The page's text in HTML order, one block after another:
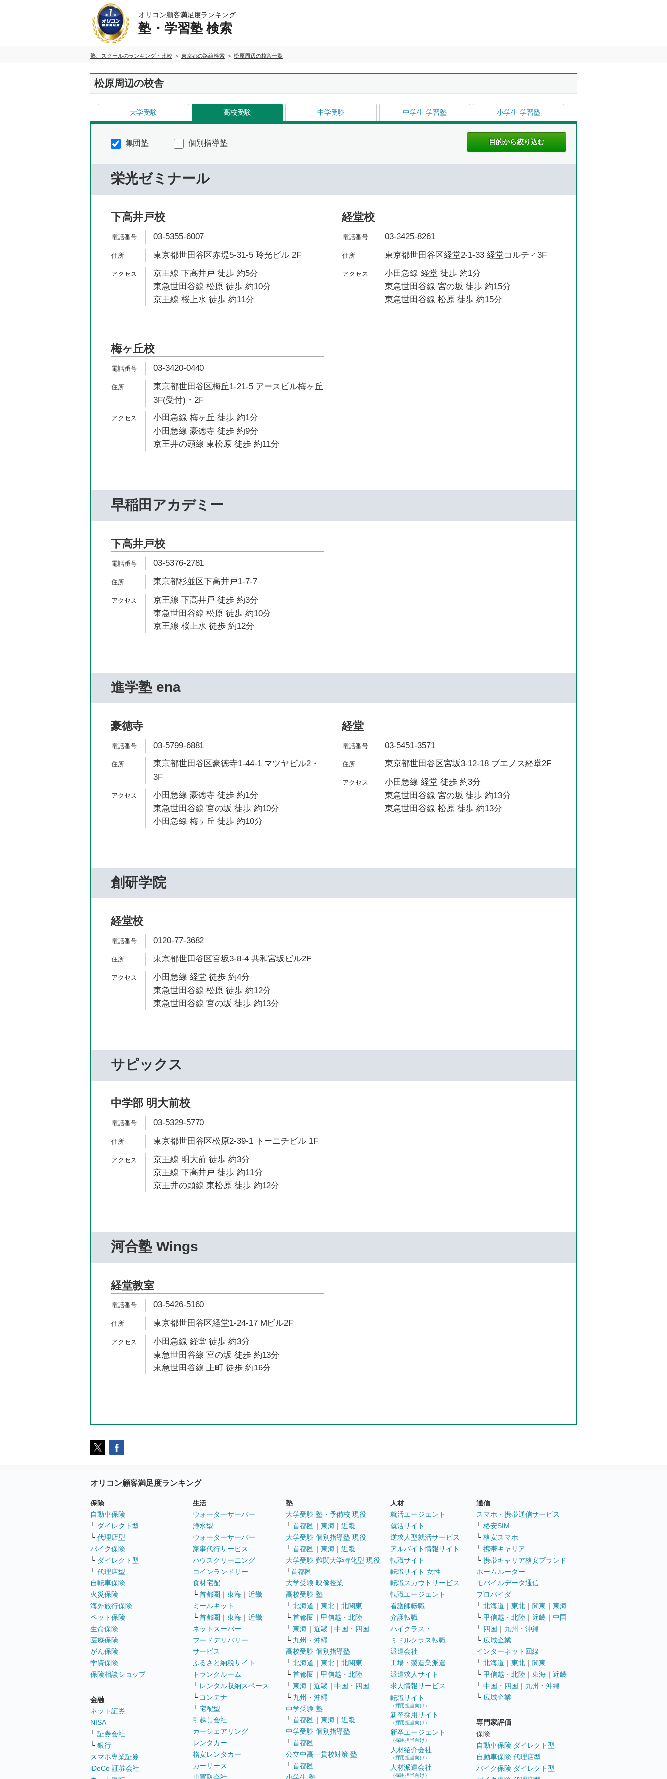
オリコン顧客満足度ランキング
塾・学習塾 検索
塾、スクールのランキング・比較 東京都の路線検索 松原周辺の校舎一覧
松原周辺の校舎
大学受験 高校受験 中学受験 中学生 学習塾 小学生 学習塾
集団塾 個別指導塾
栄光ゼミナール
下高井戸校
03-5355-6007
東京都世田谷区赤堤5-31-5 玲光ビル 2F
京王線 下高井戸 徒歩 約5分
東急世田谷線 松原 徒歩 約10分
京王線 桜上水 徒歩 約11分
経堂校
03-3425-8261
東京都世田谷区経堂2-1-33 経堂コルティ3F
小田急線 経堂 徒歩 約1分
東急世田谷線 宮の坂 徒歩 約15分
東急世田谷線 松原 徒歩 約15分
梅ヶ丘校
03-3420-0440
東京都世田谷区梅丘1-21-5 アースビル梅ヶ丘
3F(受付)・2F
小田急線 梅ヶ丘 徒歩 約1分
小田急線 豪徳寺 徒歩 約9分
京王井の頭線 東松原 徒歩 約11分
早稲田アカデミー
下高井戸校
03-5376-2781
東京都杉並区下高井戸1-7-7
京王線 下高井戸 徒歩 約3分
東急世田谷線 松原 徒歩 約10分
京王線 桜上水 徒歩 約12分
進学塾 ena
豪徳寺
03-5799-6881
東京都世田谷区豪徳寺1-44-1 マツヤビル2・
3F
小田急線 豪徳寺 徒歩 約1分
東急世田谷線 宮の坂 徒歩 約10分
小田急線 梅ヶ丘 徒歩 約10分
経堂
03-5451-3571
東京都世田谷区宮坂3-12-18 ブエノス経堂2F
小田急線 経堂 徒歩 約3分
東急世田谷線 宮の坂 徒歩 約13分
東急世田谷線 松原 徒歩 約13分
創研学院
経堂校
0120-77-3682
東京都世田谷区宮坂3-8-4 共和宮坂ビル2F
小田急線 経堂 徒歩 約4分
東急世田谷線 松原 徒歩 約12分
東急世田谷線 宮の坂 徒歩 約13分
サピックス
中学部 明大前校
03-5329-5770
東京都世田谷区松原2-39-1 トーニチビル 1F
京王線 明大前 徒歩 約3分
京王線 下高井戸 徒歩 約11分
京王井の頭線 東松原 徒歩 約12分
河合塾 Wings
経堂教室
03-5426-5160
東京都世田谷区経堂1-24-17 Mビル2F
小田急線 経堂 徒歩 約3分
東急世田谷線 宮の坂 徒歩 約13分
東急世田谷線 上町 徒歩 約16分
オリコン顧客満足度ランキング
保険
自動車保険
└ ダイレクト型
└ 代理店型
バイク保険
└ ダイレクト型
└ 代理店型
自転車保険
火災保険
海外旅行保険
ペット保険
生命保険
医療保険
がん保険
学資保険
保険相談ショップ
金融
ネット証券
NISA
└ 証券会社
└ 銀行
スマホ専業証券
iDeCo 証券会社
生活
ウォーターサーバー
浄水型
ウォーターサーバー
家事代行サービス
ハウスクリーニング
コインランドリー
食材宅配
└ 首都圏 ｜ 東海 ｜ 近畿
ミールキット
└ 首都圏 ｜ 東海 ｜ 近畿
ネットスーパー
フードデリバリー
サービス
ふるさと納税サイト
トランクルーム
└ レンタル収納スペース
└ コンテナ
└ 宅配型
引越し会社
カーシェアリング
レンタカー
格安レンタカー
カーリース
車買取会社
塾
大学受験 塾・予備校 現役
└ 首都圏 ｜ 東海 ｜ 近畿
大学受験 個別指導塾 現役
└ 首都圏 ｜ 東海 ｜ 近畿
大学受験 難関大学特化型 現役
└首都圏
大学受験 映像授業
高校受験 塾
└ 北海道 ｜ 東北 ｜ 北関東
└ 首都圏 ｜ 甲信越・北陸
└ 東海 ｜ 近畿 ｜ 中国・四国
└ 九州・沖縄
高校受験 個別指導塾
└ 北海道 ｜ 東北 ｜ 北関東
└ 首都圏 ｜ 甲信越・北陸
└ 東海 ｜ 近畿 ｜ 中国・四国
└ 九州・沖縄
中学受験 塾
└ 首都圏 ｜ 東海 ｜ 近畿
中学受験 個別指導塾
└ 首都圏
公立中高一貫校対策 塾
└ 首都圏
小学生 塾
人材
就活エージェント
就活サイト
逆求人型就活サービス
アルバイト情報サイト
転職サイト
転職サイト 女性
転職スカウトサービス
転職エージェント
看護師転職
介護転職
ハイクラス・
ミドルクラス転職
派遣会社
工場・製造業派遣
派遣求人サイト
求人情報サービス
転職サイト
（採用担当向け）
新卒採用サイト
（採用担当向け）
新卒エージェント
（採用担当向け）
人材紹介会社
（採用担当向け）
人材派遣会社
（採用担当向け）
通信
スマホ・携帯通信サービス
└ 格安SIM
└ 格安スマホ
└ 携帯キャリア
└ 携帯キャリア格安ブランド
ホームルーター
モバイルデータ通信
プロバイダ
└ 北海道 ｜ 東北 ｜ 関東 ｜ 東海
└ 甲信越・北陸 ｜ 近畿 ｜ 中国
└ 四国 ｜ 九州・沖縄
└ 広域企業
インターネット回線
└ 北海道 ｜ 東北 ｜ 関東
└ 甲信越・北陸 ｜ 東海 ｜ 近畿
└ 中国・四国 ｜ 九州・沖縄
└ 広域企業
専門家評価
保険
自動車保険 ダイレクト型
自動車保険 代理店型
バイク保険 ダイレクト型